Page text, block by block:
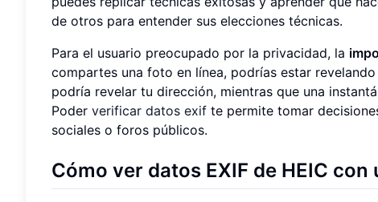
de otros para entender sus elecciones técnicas.
Para el usuario preocupado por la privacidad, la
compartes una foto en línea, podrías estar
podría revelar tu dirección, mientras que una
Poder verificar datos exif te permite tomar
sociales o foros públicos.
Cómo ver datos EXIF de HEIC